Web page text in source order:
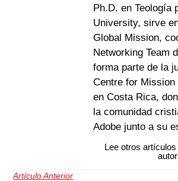
Ph.D. en Teología
University, sirve
Global Mission,
Networking Team
forma parte de la
Centre for
en Costa Rica,
la comunidad
Adobe junto a su
Lee otros
Artículo Anterior